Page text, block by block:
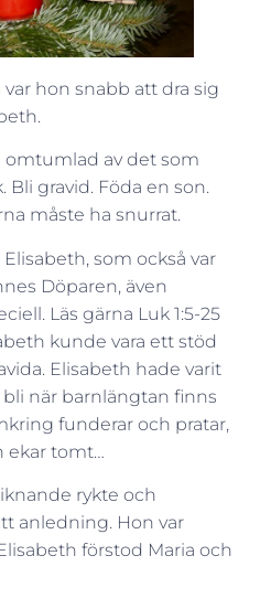
hon snabb att dra sig
omtumlad av det som
gravid. Föda en son.
måste ha snurrat.
som också var
Döparen, även
Läs gärna Luk 1:5-25
kunde vara ett stöd
Elisabeth hade varit
när barnlängtan finns
funderar och pratar,
ekar tomt…
rykte och
anledning. Hon var
förstod Maria och